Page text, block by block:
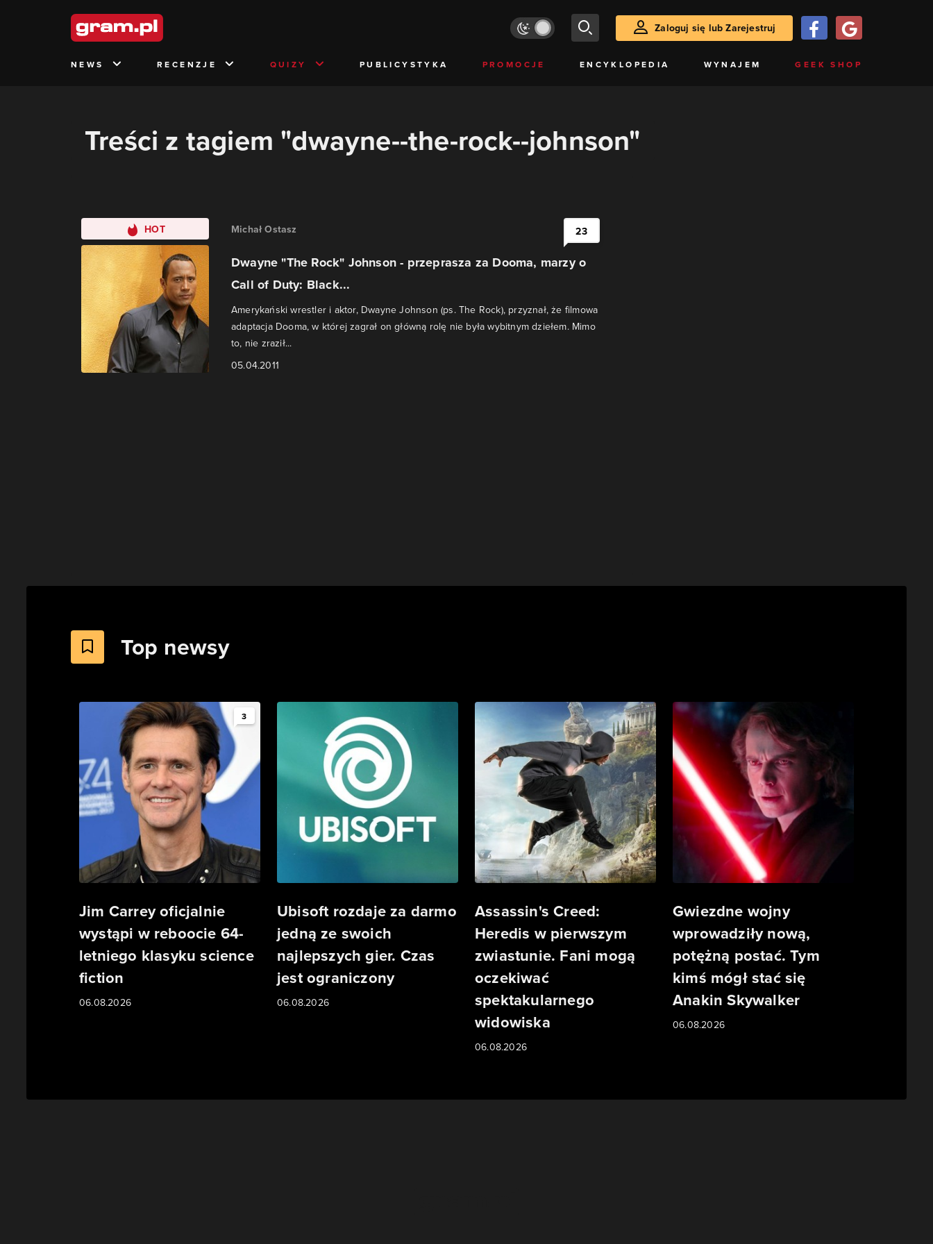
Zaloguj się lub Zarejestruj
NEWS RECENZJE QUIZY PUBLICYSTYKA PROMOCJE ENCYKLOPEDIA WYNAJEM GEEK SHOP
Treści z tagiem "dwayne--the-rock--johnson"
HOT Michał Ostasz
Dwayne "The Rock" Johnson - przeprasza za Dooma, marzy o
Call of Duty: Black...
Amerykański wrestler i aktor, Dwayne Johnson (ps. The Rock), przyznał, że filmowa
adaptacja Dooma, w której zagrał on główną rolę nie była wybitnym dziełem. Mimo
to, nie zraził...
05.04.2011
23
Top newsy
3
Jim Carrey oficjalnie
wystąpi w reboocie 64-
letniego klasyku science
fiction
06.08.2026
Ubisoft rozdaje za darmo
jedną ze swoich
najlepszych gier. Czas
jest ograniczony
06.08.2026
Assassin's Creed:
Heredis w pierwszym
zwiastunie. Fani mogą
oczekiwać
spektakularnego
widowiska
06.08.2026
Gwiezdne wojny
wprowadziły nową,
potężną postać. Tym
kimś mógł stać się
Anakin Skywalker
06.08.2026